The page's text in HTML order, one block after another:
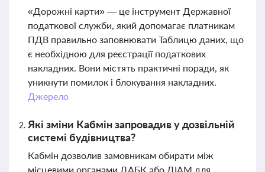
«Дорожні карти» — це інструмент Державної
податкової служби, який допомагає платникам
ПДВ правильно заповнювати Таблицю даних, що
є необхідною для реєстрації податкових
накладних. Вони містять практичні поради, як
уникнути помилок і блокування накладних.
Джерело
Які зміни Кабмін запровадив у дозвільній
системі будівництва?
Кабмін дозволив замовникам обирати між
місцевими органами ДАБК або ДІАМ для